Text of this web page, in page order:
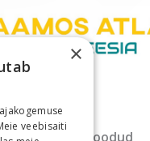
erakapitalil loodud
×
veebisaiti